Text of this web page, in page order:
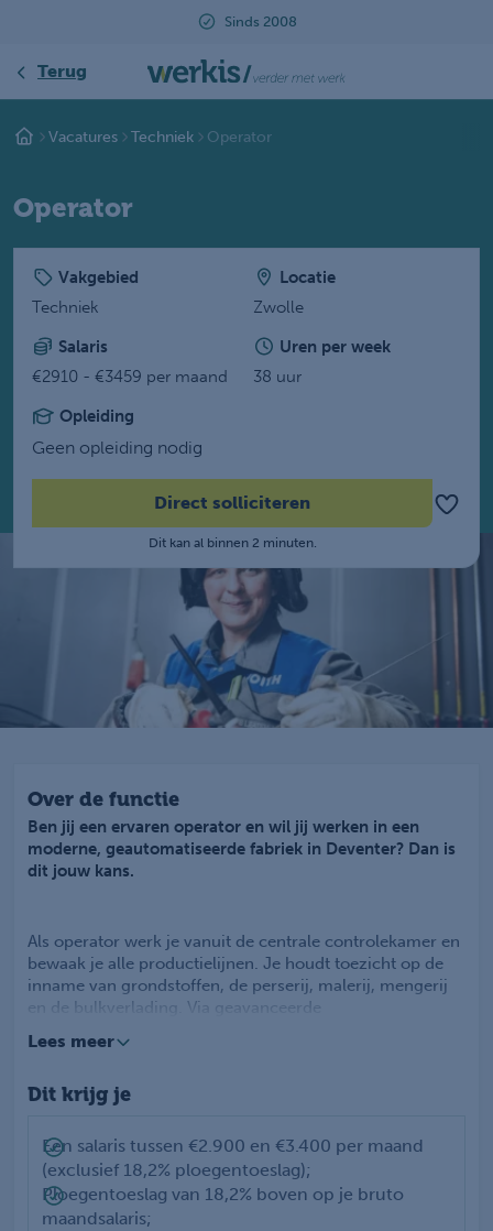
Terug
Vacatures Techniek Operator
Operator
Vakgebied
Techniek
Locatie
Zwolle
Salaris
€2910 - €3459 per maand
Uren per week
38 uur
Opleiding
Geen opleiding nodig
Direct solliciteren
Dit kan al binnen 2 minuten.
Over de functie
Ben jij een ervaren operator en wil jij werken in een
moderne, geautomatiseerde fabriek in Deventer? Dan is
dit jouw kans.
Als operator werk je vanuit de centrale controlekamer en
bewaak je alle productielijnen. Je houdt toezicht op de
inname van grondstoffen, de perserij, malerij, mengerij
en de bulkverlading. Via geavanceerde
productieproces van veevoer aan en grijp je direct in
eerstelijns problemen zelfstandig op en voert controles
jij ervoor dat het productieproces veilig, efficiënt en
zonder onderbrekingen verloopt. Dankzij jouw overzicht
en technische inzicht blijft de kwaliteit continu
gewaarborgd.
Lees meer
Dit krijg je
Een salaris tussen €2.900 en €3.400 per maand
(exclusief 18,2% ploegentoeslag);
Ploegentoeslag van 18,2% boven op je bruto
maandsalaris;